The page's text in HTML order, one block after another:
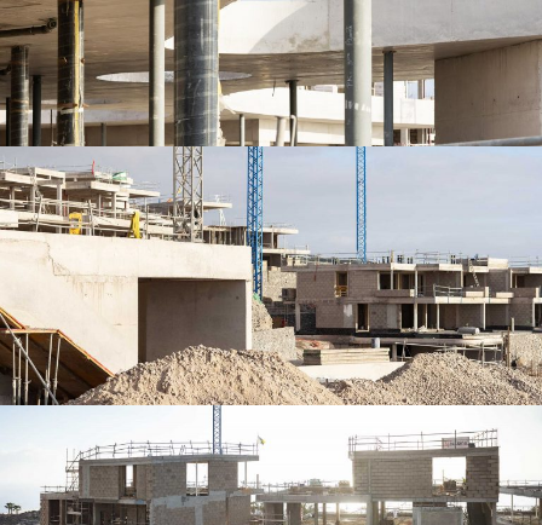
VILLAS DE ABAMA – ACCIONA 8
VILLAS DE ABAMA – ACCIONA 7